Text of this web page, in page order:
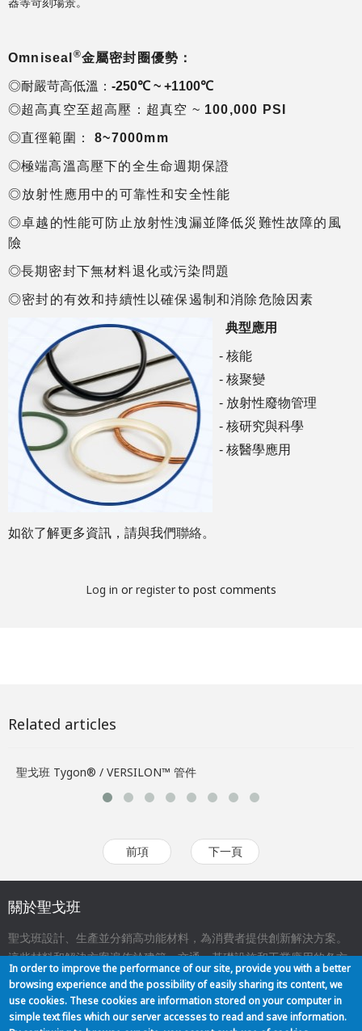
Omniseal ®金屬密封圈優勢：
◎耐嚴苛高低溫： -250℃ ~ +1100℃
◎超高真空至超高壓：超真空 ~ 100,000 PSI
◎直徑範圍： 8~7000mm
◎極端高溫高壓下的全生命週期保證
◎放射性應用中的可靠性和安全性能
◎卓越的性能可防止放射性洩漏並降低災難性故障的風
險
◎長期密封下無材料退化或污染問題
◎密封的有效和持續性以確保遏制和消除危險因素
典型應用
- 核能
- 核聚變
- 放射性廢物管理
- 核研究與科學
- 核醫學應用
如欲了解更多資訊，請與我們聯絡。
Log in orregisterto post comments
Related articles
聖戈班 Tygon® / VERSILON™ 管件
前項 下一頁
關於聖戈班
聖戈班設計、生產並分銷高功能材料，為消費者提供創新解決方案。
這些材料和解決方案遍佈於建築、交通、基礎設施和工業應用的各方
面，與我們的日常生活息息相關。
關於我們 聯絡 網站地圖 法律聲明
In order to improve the performance of our site, provide you with a better
browsing experience and the possibility of easily sharing its content, we
use cookies. These cookies are information stored on your computer in
simple text files which our server accesses to read and save information.